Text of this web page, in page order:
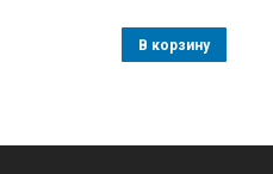
В корзину